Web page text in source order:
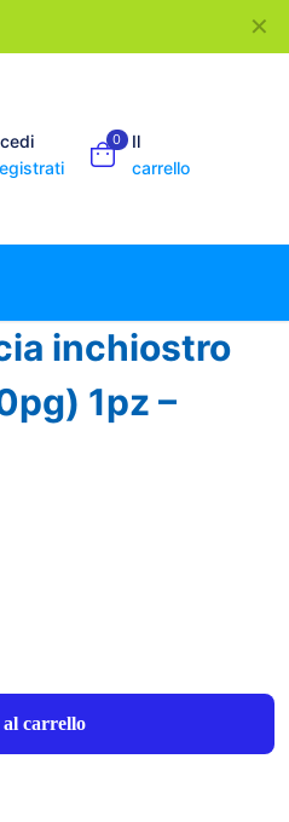
✕
0
Il
carrello
inchiostro
1pz –
carrello